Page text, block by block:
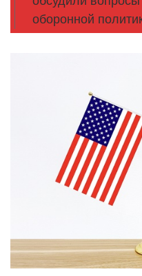
оборонной